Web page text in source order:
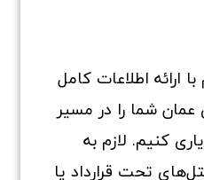
ارائه اطلاعات کامل
شما را در مسیر
کنیم. لازم به
تحت قرارداد یا